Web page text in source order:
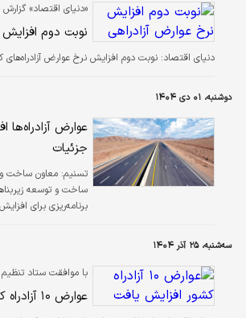
«دنیای اقتصاد»
نوبت دوم
دنیای اقتصاد: نوبت دوم افزایش نرخ عوارض آزادراه‌های
دوشنبه، ۰۱ دی ۱۴۰۴
عوارض آزادراه‌ها
جزئیات
تسنیم: معاون ساخت و
ساخت و توسعه
سه‌شنبه، ۲۵ آذر ۱۴۰۴
با موافقت ستاد تنظیم
عوارض ۱۰ آزادراه کشور افزایش یافت